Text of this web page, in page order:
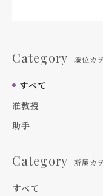
Category 職位カ
すべて
准教授
助手
Category 所属カ
すべて